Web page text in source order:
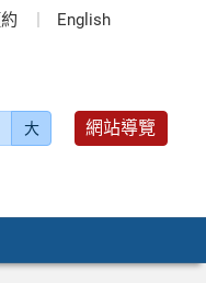
English
大 網站導覽